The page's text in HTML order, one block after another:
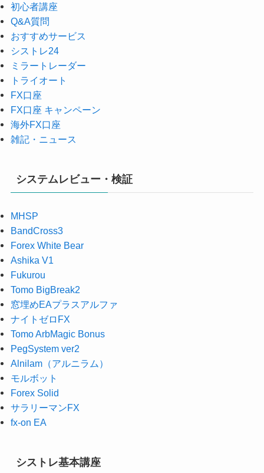
初心者講座
Q&A質問
おすすめサービス
シストレ24
ミラートレーダー
トライオート
FX口座
FX口座 キャンペーン
海外FX口座
雑記・ニュース
システムレビュー・検証
MHSP
BandCross3
Forex White Bear
Ashika V1
Fukurou
Tomo BigBreak2
窓埋めEAプラスアルファ
ナイトゼロFX
Tomo ArbMagic Bonus
PegSystem ver2
Alnilam（アルニラム）
モルボット
Forex Solid
サラリーマンFX
fx-on EA
シストレ基本講座